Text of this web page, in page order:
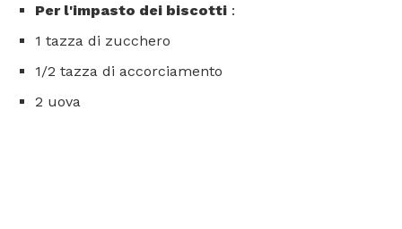
Per l'impasto dei biscotti :
1 tazza di zucchero
1/2 tazza di accorciamento
2 uova